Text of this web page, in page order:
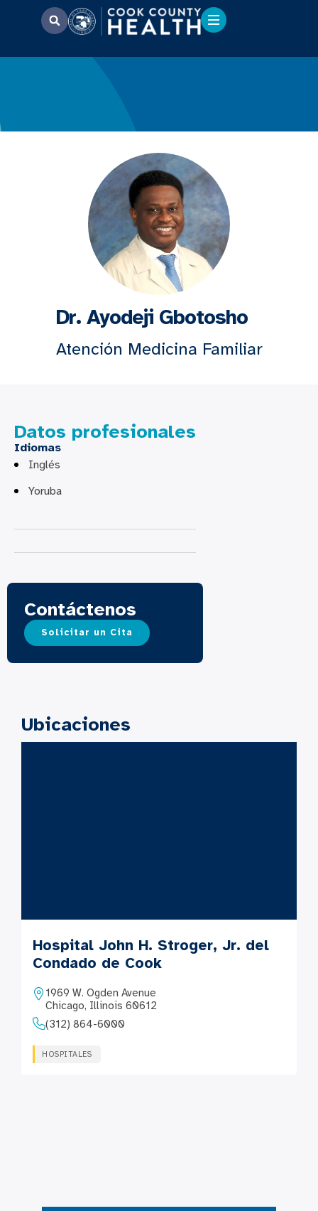
Dr. Ayodeji Gbotosho
Atención Medicina Familiar
Datos profesionales
Idiomas
Inglés
Yoruba
Contáctenos
Solicitar un Cita
Ubicaciones
Hospital John H. Stroger, Jr. del
Condado de Cook
1969 W. Ogden Avenue
Chicago, Illinois 60612
(312) 864-6000
HOSPITALES